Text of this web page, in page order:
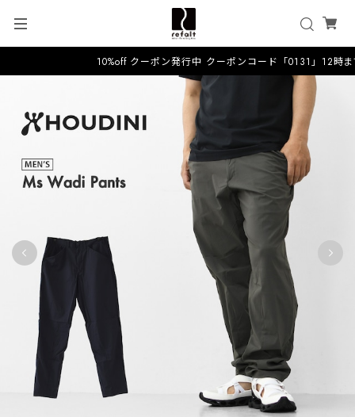
10%off クーポン発行中 クーポンコード「0131」12時